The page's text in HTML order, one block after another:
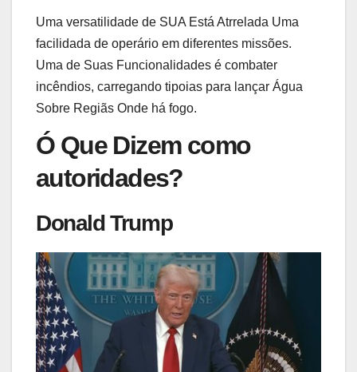
Uma versatilidade de SUA Está Atrrelada Uma
facilidada de operário em diferentes missões.
Uma de Suas Funcionalidades é combater
incêndios, carregando tipoias para lançar Água
Sobre Regiãs Onde há fogo.
Ó Que Dizem como
autoridades?
Donald Trump